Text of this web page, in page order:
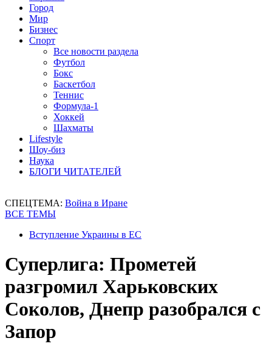
Город
Мир
Бизнес
Спорт
Все новости раздела
Футбол
Бокс
Баскетбол
Теннис
Формула-1
Хоккей
Шахматы
Lifestyle
Шоу-биз
Наука
БЛОГИ ЧИТАТЕЛЕЙ
СПЕЦТЕМА: Война в Иране
ВСЕ ТЕМЫ
Вступление Украины в ЕС
Суперлига: Прометей
разгромил Харьковских
Соколов, Днепр разобрался с
Запор